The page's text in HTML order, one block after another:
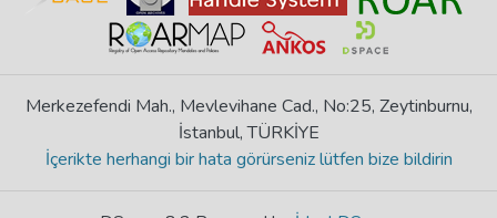
Merkezefendi Mah., Mevlevihane Cad., No:25, Zeytinburnu,
İstanbul, TÜRKİYE
İçerikte herhangi bir hata görürseniz lütfen bize bildirin